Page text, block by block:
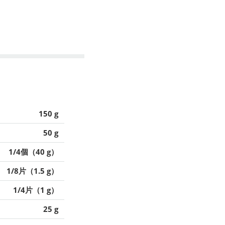
150 g
50 g
1/4個（40 g）
1/8片（1.5 g）
1/4片（1 g）
25 g